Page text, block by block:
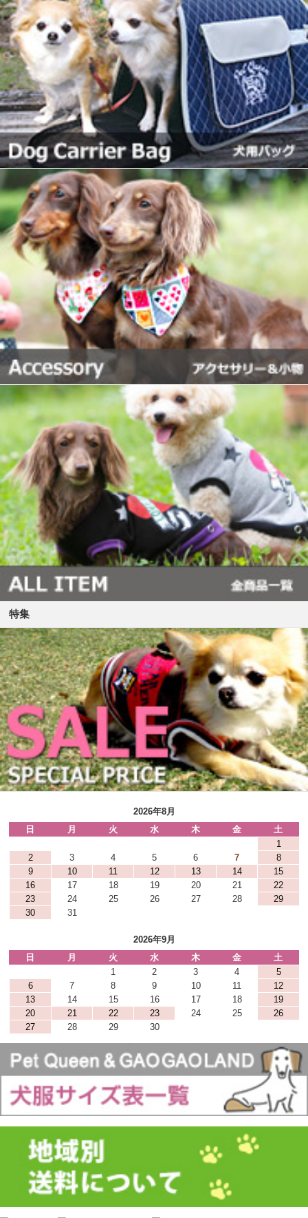
特集
2026年8月
日
月 火 水 木 金
土
1
2
3 4 5 6 7
8
9
10 11 12 13 14
15
16
17 18 19 20 21
22
23
24 25 26 27 28
29
30
31
2026年9月
日
月 火 水 木 金
土
1
2 3 4
5
6
7 8 9 10 11
12
13
14 15 16 17 18
19
20
21 22 23 24 25
26
27
28 29 30